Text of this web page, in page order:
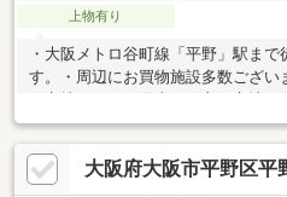
上物有り
・大阪メトロ谷町線「平野」駅ま
す。・周辺にお買物施設多数ござい
少なくお子様も安心の立地です。
ちろん、新築戸建の販売、注文住
ら全般的にご提案が可能です～ 銀
お任せください。 是非、お問合せ
大阪府大阪市平野区平